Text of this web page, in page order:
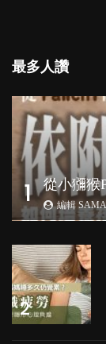
最多人讚
1 編輯
2